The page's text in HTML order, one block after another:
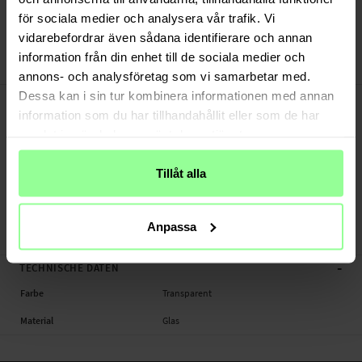
för sociala medier och analysera vår trafik. Vi
vidarebefordrar även sådana identifierare och annan
information från din enhet till de sociala medier och
annons- och analysföretag som vi samarbetar med.
Dessa kan i sin tur kombinera informationen med annan
information som du har tillhandahållit eller som de har
Tillåt alla
Anpassa
Bezahle sicher via Klarna oder PayPal
30 Tage Rückgaberecht
PRODUKTBESCHREIBUNG
Screen Protector & Kameraschutz. für iPhone 13 Pro.
Geeignet für: Apple iPhone 13 Pro
Produktart: Screen Protector & Kameraschutz.
Farbe: Transparent
Screen Protector & Kameraschutz., Handy
TECHNISCHE DATEN -
Farbe Transparent
Material Glas